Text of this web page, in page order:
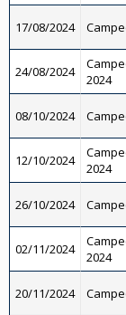
17/08/2024
24/08/2024
2024
08/10/2024
12/10/2024
2024
26/10/2024
02/11/2024
2024
20/11/2024